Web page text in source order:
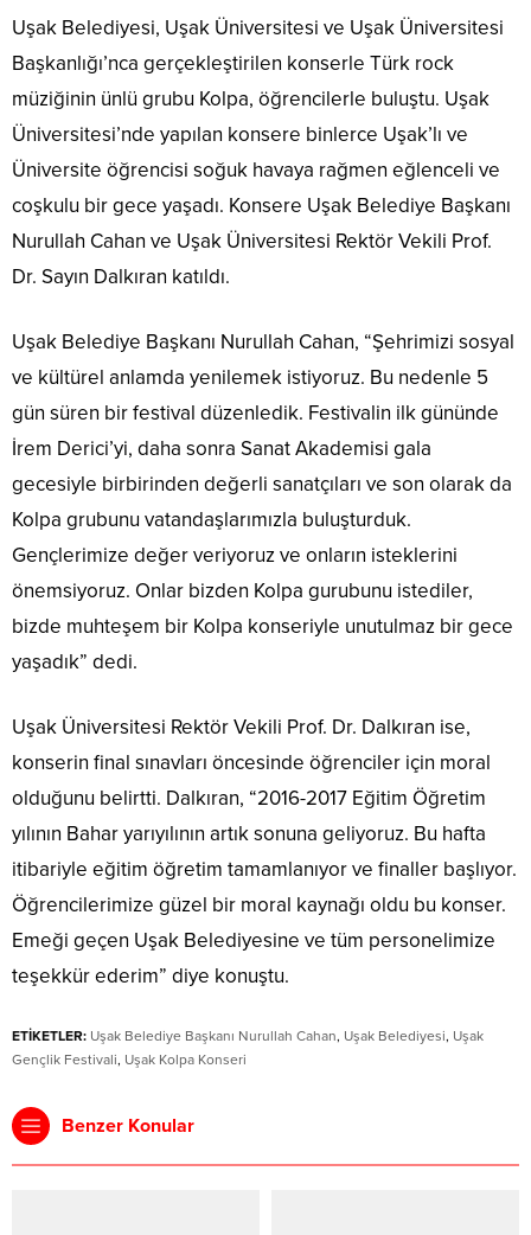
Uşak Belediyesi, Uşak Üniversitesi ve Uşak Üniversitesi
Başkanlığı’nca gerçekleştirilen konserle Türk rock
müziğinin ünlü grubu Kolpa, öğrencilerle buluştu. Uşak
Üniversitesi’nde yapılan konsere binlerce Uşak’lı ve
Üniversite öğrencisi soğuk havaya rağmen eğlenceli ve
coşkulu bir gece yaşadı. Konsere Uşak Belediye Başkanı
Nurullah Cahan ve Uşak Üniversitesi Rektör Vekili Prof.
Dr. Sayın Dalkıran katıldı.
Uşak Belediye Başkanı Nurullah Cahan, “Şehrimizi sosyal
ve kültürel anlamda yenilemek istiyoruz. Bu nedenle 5
gün süren bir festival düzenledik. Festivalin ilk gününde
İrem Derici’yi, daha sonra Sanat Akademisi gala
gecesiyle birbirinden değerli sanatçıları ve son olarak da
Kolpa grubunu vatandaşlarımızla buluşturduk.
Gençlerimize değer veriyoruz ve onların isteklerini
önemsiyoruz. Onlar bizden Kolpa gurubunu istediler,
bizde muhteşem bir Kolpa konseriyle unutulmaz bir gece
yaşadık” dedi.
Uşak Üniversitesi Rektör Vekili Prof. Dr. Dalkıran ise,
konserin final sınavları öncesinde öğrenciler için moral
olduğunu belirtti. Dalkıran, “2016-2017 Eğitim Öğretim
yılının Bahar yarıyılının artık sonuna geliyoruz. Bu hafta
itibariyle eğitim öğretim tamamlanıyor ve finaller başlıyor.
Öğrencilerimize güzel bir moral kaynağı oldu bu konser.
Emeği geçen Uşak Belediyesine ve tüm personelimize
teşekkür ederim” diye konuştu.
ETİKETLER: Uşak Belediye Başkanı Nurullah Cahan, Uşak Belediyesi, Uşak
Gençlik Festivali, Uşak Kolpa Konseri
Benzer Konular